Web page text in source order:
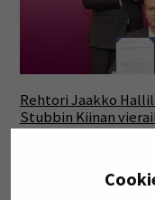
Rehtori Jaakko
Stubbin Kiinan